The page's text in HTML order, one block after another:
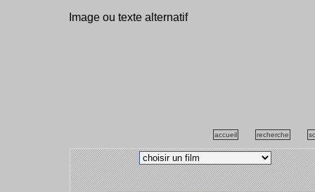
Image ou texte alternatif
accueil recherche